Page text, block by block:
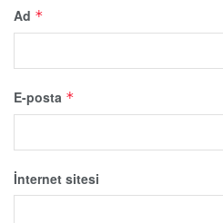
Ad *
E-posta *
İnternet sitesi